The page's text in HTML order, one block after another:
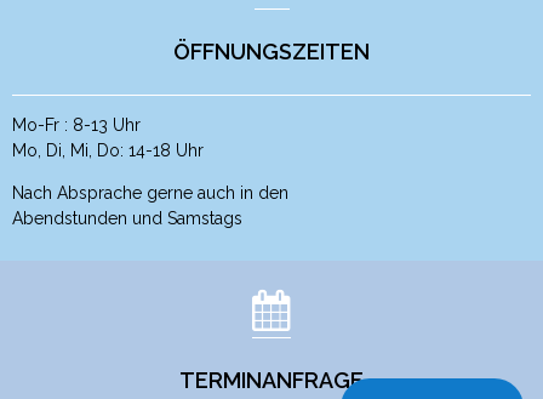
ÖFFNUNGSZEITEN
Mo-Fr : 8-13 Uhr
Mo, Di, Mi, Do: 14-18 Uhr
Nach Absprache gerne auch in den
Abendstunden und Samstags
TERMINANFRAGE